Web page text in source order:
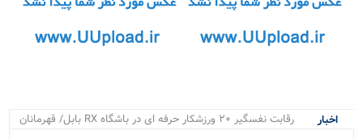
اخبار
رقابت نفسگیر ۲۰ ورزشکار حرفه ای در باشگاه RX بابل/ قهرمانان